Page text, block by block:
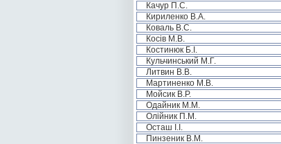
Качур П.С.
Кириленко В.А.
Коваль В.С.
Косів М.В.
Костинюк Б.І.
Кульчинський М.Г.
Литвин В.В.
Мартиненко М.В.
Мойсик В.Р.
Одайник М.М.
Олійник П.М.
Осташ І.І.
Пинзеник В.М.